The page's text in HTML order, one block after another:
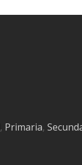
, Primaria,